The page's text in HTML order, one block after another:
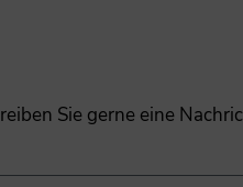
Sie gerne eine